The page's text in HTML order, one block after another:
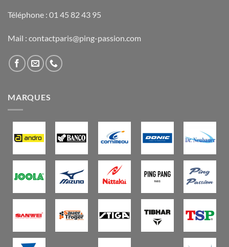
Téléphone : 01 45 82 43 95
Mail : contactparis@ping-passion.com
MARQUES